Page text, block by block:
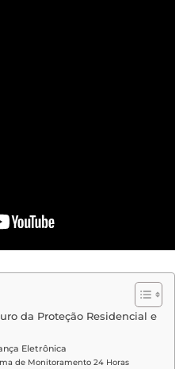
da Proteção Residencial e
Eletrônica
de Monitoramento 24 Horas